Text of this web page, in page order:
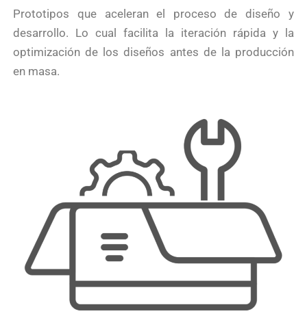
Prototipos que aceleran el proceso de diseño y
desarrollo. Lo cual facilita la iteración rápida y la
optimización de los diseños antes de la producción
en masa.